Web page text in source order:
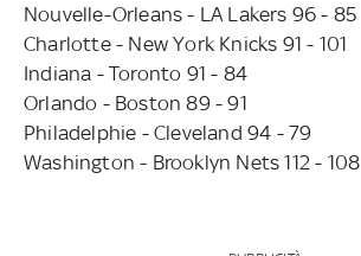
Nouvelle-Orleans - LA Lakers 96 - 85
Charlotte - New York Knicks 91 - 101
Indiana - Toronto 91 - 84
Orlando - Boston 89 - 91
Philadelphie - Cleveland 94 - 79
Washington - Brooklyn Nets 112 - 108